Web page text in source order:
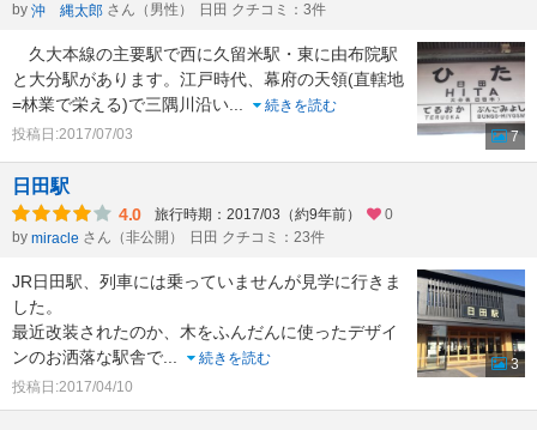
by 沖 縄太郎 さん（男性） 日田 クチコミ：3件
久大本線の主要駅で西に久留米駅・東に由布院駅
と大分駅があります。江戸時代、幕府の天領(直轄地
=林業で栄える)で三隅川沿い
続きを読む
投稿日:2017/07/03
7
日田駅
4.0 旅行時期：2017/03（約9年前）
0
by miracle さん（非公開） 日田 クチコミ：23件
JR日田駅、列車には乗っていませんが見学に行きま
した。
最近改装されたのか、木をふんだんに使ったデザイ
ンのお洒落な駅舎で
続きを読む
投稿日:2017/04/10
3